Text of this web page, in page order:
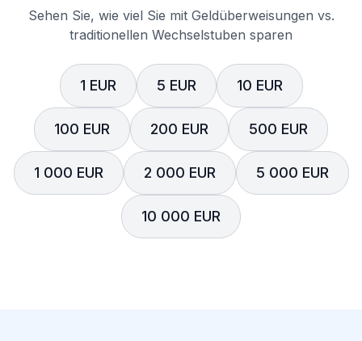
Sehen Sie, wie viel Sie mit Geldüberweisungen vs.
traditionellen Wechselstuben sparen
1 EUR 5 EUR 10 EUR
100 EUR 200 EUR 500 EUR
1 000 EUR 2 000 EUR 5 000 EUR
10 000 EUR